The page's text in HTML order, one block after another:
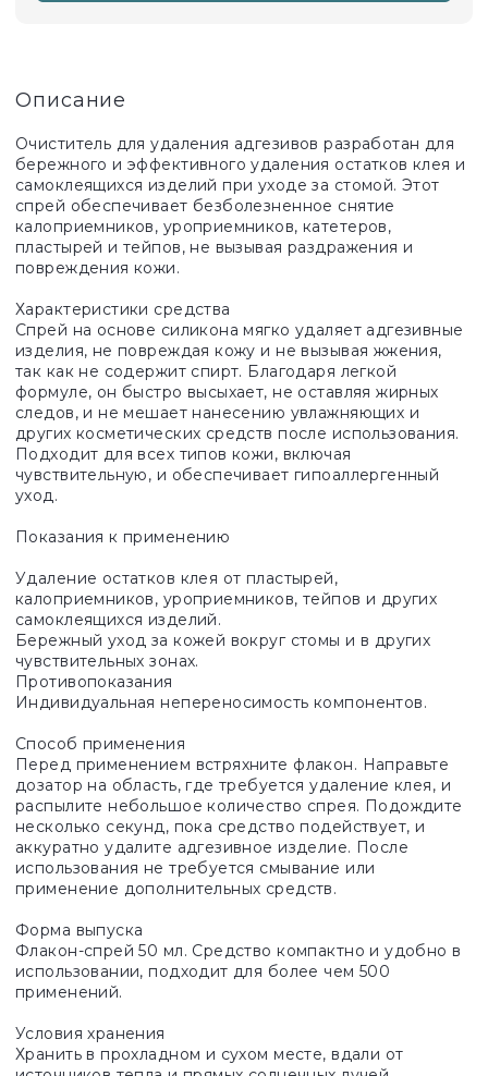
Описание
Очиститель для удаления адгезивов разработан для
бережного и эффективного удаления остатков клея и
самоклеящихся изделий при уходе за стомой. Этот
спрей обеспечивает безболезненное снятие
калоприемников, уроприемников, катетеров,
пластырей и тейпов, не вызывая раздражения и
повреждения кожи.
Характеристики средства
Спрей на основе силикона мягко удаляет адгезивные
изделия, не повреждая кожу и не вызывая жжения,
так как не содержит спирт. Благодаря легкой
формуле, он быстро высыхает, не оставляя жирных
следов, и не мешает нанесению увлажняющих и
других косметических средств после использования.
Подходит для всех типов кожи, включая
чувствительную, и обеспечивает гипоаллергенный
уход.
Показания к применению
Удаление остатков клея от пластырей,
калоприемников, уроприемников, тейпов и других
самоклеящихся изделий.
Бережный уход за кожей вокруг стомы и в других
чувствительных зонах.
Противопоказания
Индивидуальная непереносимость компонентов.
Способ применения
Перед применением встряхните флакон. Направьте
дозатор на область, где требуется удаление клея, и
распылите небольшое количество спрея. Подождите
несколько секунд, пока средство подействует, и
аккуратно удалите адгезивное изделие. После
использования не требуется смывание или
применение дополнительных средств.
Форма выпуска
Флакон-спрей 50 мл. Средство компактно и удобно в
использовании, подходит для более чем 500
применений.
Условия хранения
Хранить в прохладном и сухом месте, вдали от